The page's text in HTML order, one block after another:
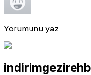
Yorumunu yaz